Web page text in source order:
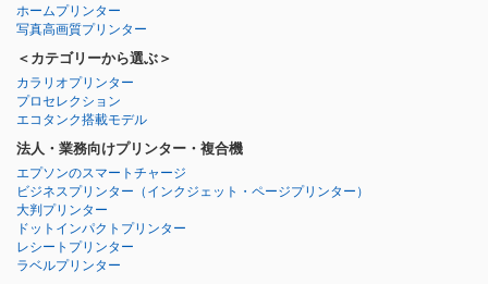
ホームプリンター
写真高画質プリンター
＜カテゴリーから選ぶ＞
カラリオプリンター
プロセレクション
エコタンク搭載モデル
法人・業務向けプリンター・複合機
エプソンのスマートチャージ
ビジネスプリンター （インクジェット・ページプリンター）
大判プリンター
ドットインパクトプリンター
レシートプリンター
ラベルプリンター